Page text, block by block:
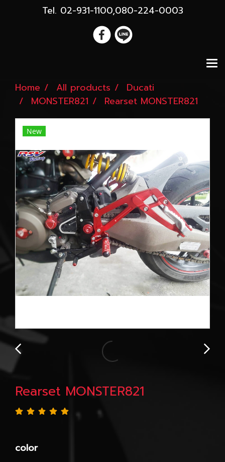
Tel. 02-931-1100,080-224-0003
Home All products
Ducati
MONSTER821
Rearset MONSTER821
New
Rearset MONSTER821
color